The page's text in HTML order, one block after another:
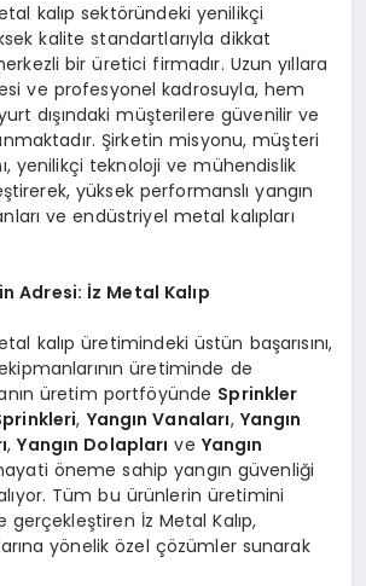
kalıp sektöründeki yenilikçi
kalite standartlarıyla dikkat
bir üretici firmadır. Uzun yıllara
ve profesyonel kadrosuyla, hem
dışındaki müşterilere güvenilir ve
Şirketin misyonu, müşteri
yenilikçi teknoloji ve mühendislik
yüksek performanslı yangın
ve endüstriyel metal kalıpları
Adresi: İz Metal Kalıp
kalıp üretimindeki üstün başarısını,
üretiminde de
üretim portföyünde Sprinkler
, Yangın Vanaları, Yangın
,Yangın Dolapları ve Yangın
öneme sahip yangın güvenliği
Tüm bu ürünlerin üretimini
gerçekleştiren İz Metal Kalıp,
yönelik özel çözümler sunarak